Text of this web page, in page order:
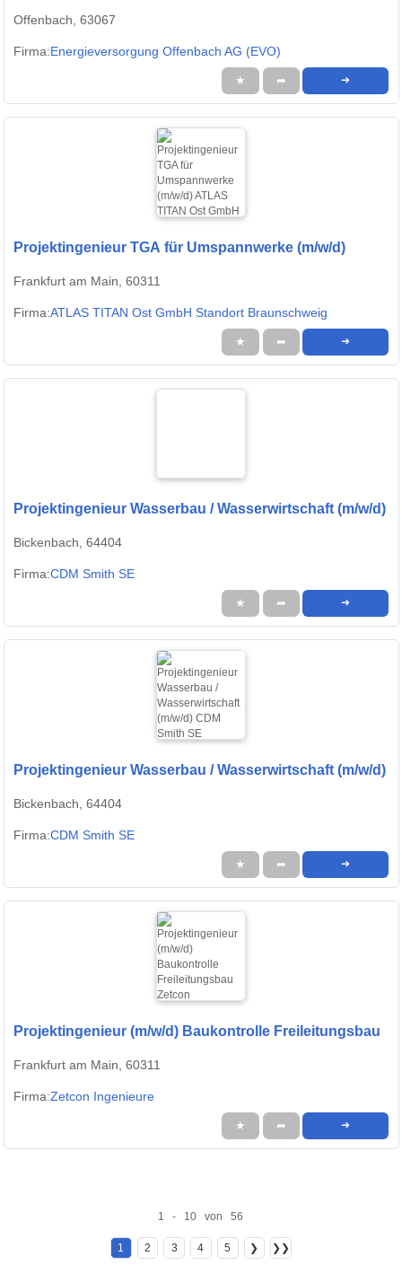
Offenbach, 63067
Firma:Energieversorgung Offenbach AG (EVO)
★ ➦ ➜
Projektingenieur TGA für Umspannwerke (m/w/d)
Frankfurt am Main, 60311
Firma:ATLAS TITAN Ost GmbH Standort Braunschweig
★ ➦ ➜
Projektingenieur Wasserbau / Wasserwirtschaft (m/w/d)
Bickenbach, 64404
Firma:CDM Smith SE
★ ➦ ➜
Projektingenieur Wasserbau / Wasserwirtschaft (m/w/d)
Bickenbach, 64404
Firma:CDM Smith SE
★ ➦ ➜
Projektingenieur (m/w/d) Baukontrolle Freileitungsbau
Frankfurt am Main, 60311
Firma:Zetcon Ingenieure
★ ➦ ➜
1 - 10 von 56
1 2 3 4 5 ❯ ❯❯